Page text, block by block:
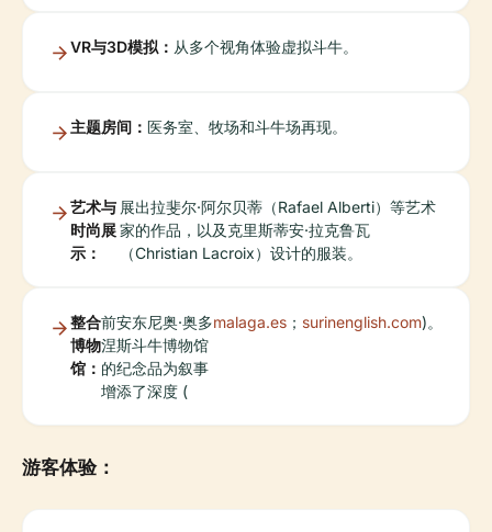
VR与3D模拟： 从多个视角体验虚拟斗牛。
主题房间： 医务室、牧场和斗牛场再现。
艺术与
时尚展
示：
展出拉斐尔·阿尔贝蒂（Rafael Alberti）等艺术
家的作品，以及克里斯蒂安·拉克鲁瓦
（Christian Lacroix）设计的服装。
整合
博物
馆：
前安东尼奥·奥多
涅斯斗牛博物馆
的纪念品为叙事
增添了深度 (
malaga.es ； surinenglish.com)。
游客体验：